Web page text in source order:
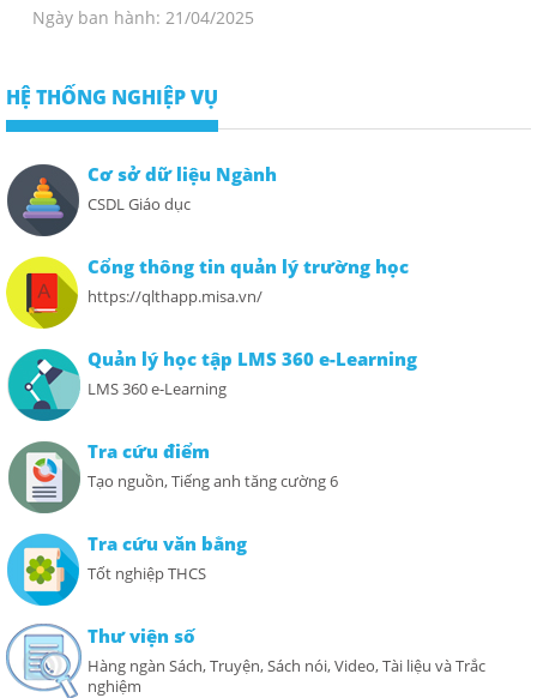
Ngày ban hành: 21/04/2025
HỆ THỐNG NGHIỆP VỤ
Cơ sở dữ liệu Ngành
CSDL Giáo dục
Cổng thông tin quản lý trường học
https://qlthapp.misa.vn/
Quản lý học tập LMS 360 e-Learning
LMS 360 e-Learning
Tra cứu điểm
Tạo nguồn, Tiếng anh tăng cường 6
Tra cứu văn bằng
Tốt nghiệp THCS
Thư viện số
Hàng ngàn Sách, Truyện, Sách nói, Video, Tài liệu và Trắc
nghiệm